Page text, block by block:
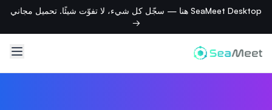
SeaMeet Desktop هنا — سجّل كل شيء، لا تفوّت شيئًا. تحميل مجاني
→